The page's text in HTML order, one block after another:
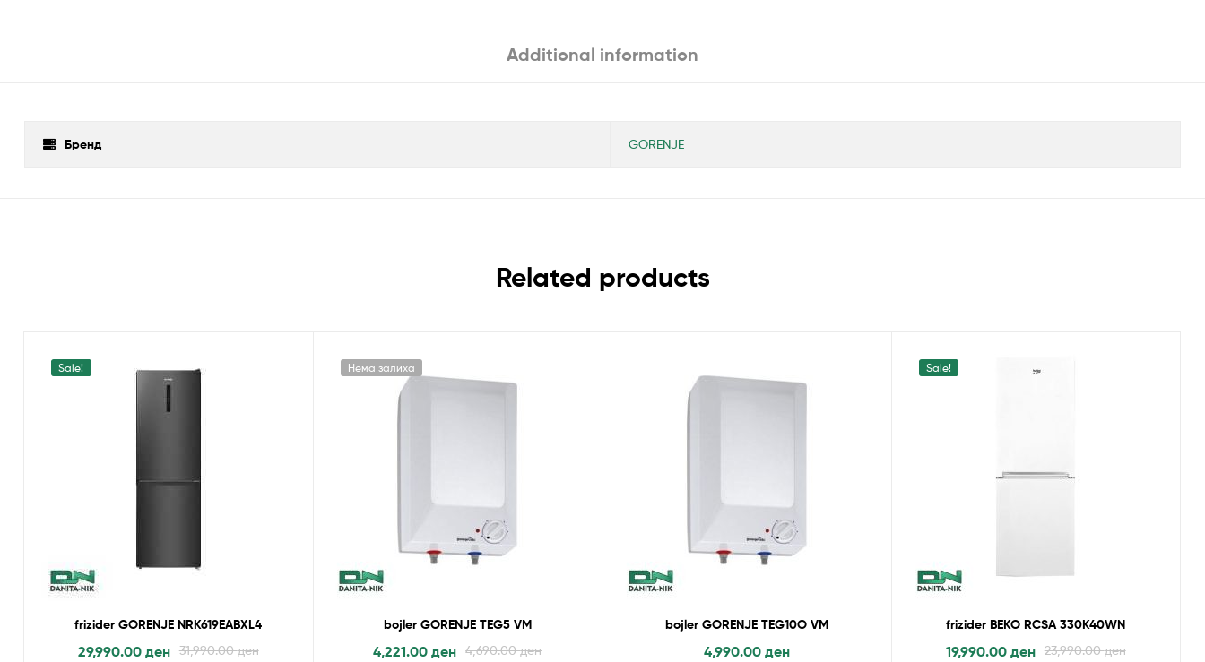
Additional information
Бренд GORENJE
Related products
Sale!
frizider GORENJE NRK619EABXL4
31,990.00ден
29,990.00 ден
Нема залиха
bojler GORENJE TEG5 VM
4,690.00ден
4,221.00ден
bojler GORENJE TEG10O VM
4,990.00 ден
Sale!
frizider BEKO RCSA 330K40WN
23,990.00ден
19,990.00 ден